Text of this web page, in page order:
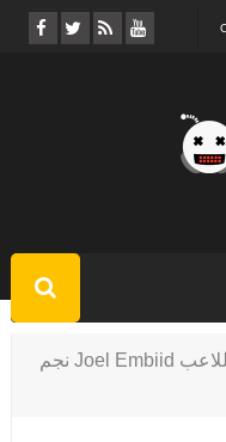
اللاعب Joel Embiid نجم